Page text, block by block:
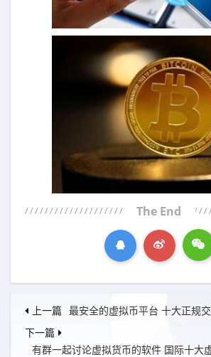
The End
上一篇 最安全的虚拟币平台 十大正规
下一篇
有群一起讨论虚拟货币的软件 国际十大